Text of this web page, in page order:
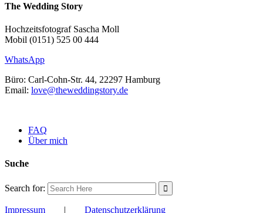
The Wedding Story
Hochzeitsfotograf Sascha Moll
Mobil (0151) 525 00 444
WhatsApp
Büro: Carl-Cohn-Str. 44, 22297 Hamburg
Email: love@theweddingstory.de
FAQ
Über mich
Suche
Search for:
Impressum | Datenschutzerklärung